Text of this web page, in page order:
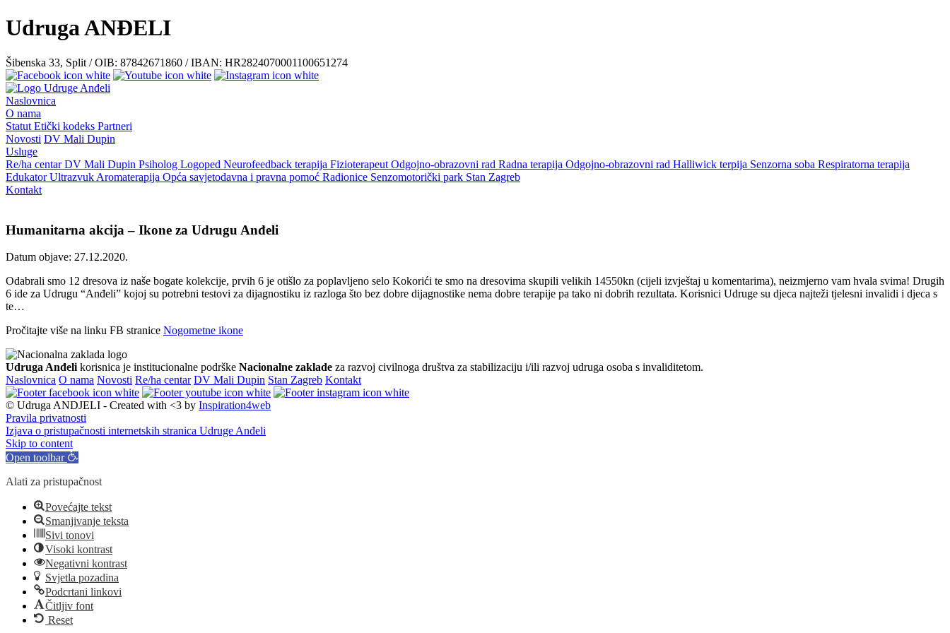
Udruga ANĐELI
Šibenska 33, Split / OIB: 87842671860 / IBAN: HR2824070001100651274
Naslovnica
O nama
Statut Etički kodeks Partneri
Novosti DV Mali Dupin
Usluge
Re/ha centarDV Mali Dupin Psiholog Logoped Neurofeedback terapija Fizioterapeut Odgojno-obrazovni rad Radna terapija Odgojno-obrazovni rad Halliwick terpija Senzorna soba Respiratorna terapija
EdukatorUltrazvuk Aromaterapija Opća savjetodavna i pravna pomoć Radionice Senzomotorički park Stan Zagreb
Kontakt
Humanitarna akcija – Ikone za Udrugu Anđeli
Datum objave: 27.12.2020.
Odabrali smo 12 dresova iz naše bogate kolekcije, prvih 6 je otišlo za poplavljeno selo Kokorići te smo na dresovima skupili velikih 14550kn (cijeli izvještaj u komentarima), neizmjerno vam hvala svima! Drugih
6 ide za Udrugu “Anđeli” kojoj su potrebni testovi za dijagnostiku iz razloga što bez dobre dijagnostike nema dobre terapije pa tako ni dobrih rezultata. Korisnici Udruge su djeca najteži tjelesni invalidi i djeca s
te…
Pročitajte više na linku FB stranice Nogometne ikone
Udruga Anđeli korisnica je institucionalne podrške Nacionalne zaklade za razvoj civilnoga društva za stabilizaciju i/ili razvoj udruga osoba s invaliditetom.
Naslovnica O nama Novosti Re/ha centar DV Mali Dupin Stan Zagreb Kontakt
© Udruga ANDJELI - Created with <3 by Inspiration4web
Pravila privatnosti
Izjava o pristupačnosti internetskih stranica Udruge Anđeli
Skip to content
Open toolbar
Alati za pristupačnost
Povećajte tekst
Smanjivanje teksta
Sivi tonovi
Visoki kontrast
Negativni kontrast
Svjetla pozadina
Podcrtani linkovi
Čitljiv font
Reset